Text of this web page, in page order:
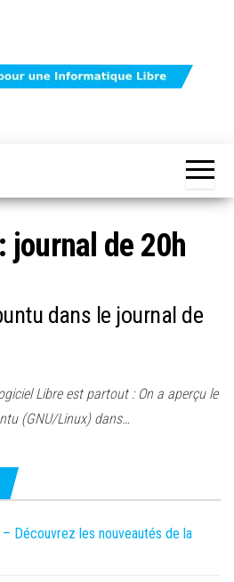
avec le
logiciel
libre –
Linux
libre
journal de 20h
dans le journal de
Libre est partout : On a aperçu le
(GNU/Linux) dans…
Découvrez les nouveautés de la